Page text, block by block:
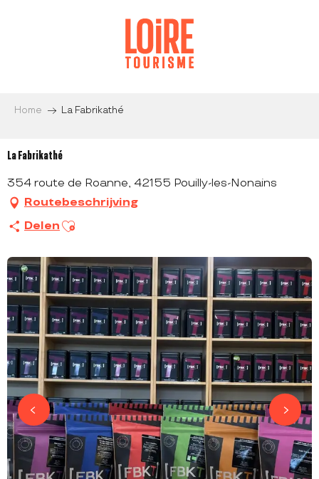
Home La Fabrikathé
La Fabrikathé
354 route de Roanne, 42155 Pouilly-les-Nonains
Routebeschrijving
Delen Ajouter aux favoris